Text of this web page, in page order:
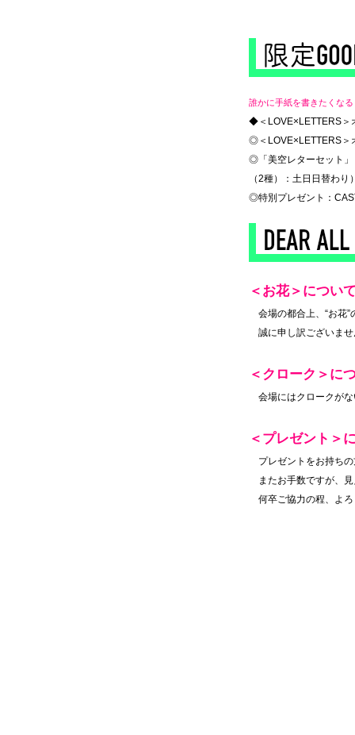
誰かに手紙を書きたくな
◆＜LOVE×LETTERS＞
◎＜LOVE×LETTERS＞
◎「美空レターセット」
（2種）：土日日替わり
◎特別プレゼント：
＜お花＞につい
会場の都合上、“お花
誠に申し訳ございま
＜クローク＞に
会場にはクロークが
＜プレゼント＞
プレゼントをお持ち
またお手数ですが、
何卒ご協力の程、よ